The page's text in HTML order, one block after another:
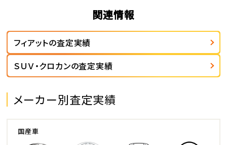
関連情報
フィアットの査定実績
ＳＵＶ・クロカンの査定実績
メーカー別査定実績
国産車